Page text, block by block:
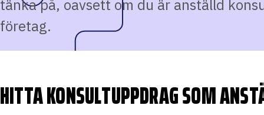
tänka på, oavsett om du är anställd
företag.
HITTA KONSULTUPPDRAG SOM